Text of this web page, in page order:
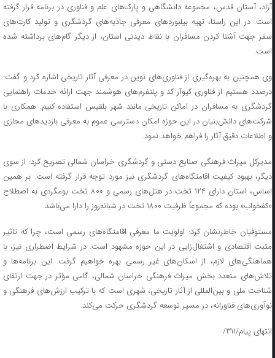
آزاد، آستان قدس، مجموعه دانشگاهی و پارک‌های علم و فناوری در برنامه قرار گرفته
است. در این راستا، تهیه بیلبوردهای معرفی جاذبه‌های گردشگری و تولید کارت‌های
سفر جهت آشنا کردن مسافران با نقاط دیدنی استان، از دیگر گام‌های برداشته شده
است.
وی همچنین به بهره‌گیری از فناوری‌های نوین در معرفی آثار تاریخی اشاره کرد و گفت:
درصدد هستیم از فناوری کیو‌آر کد و پلتفرم‌های هوشمند جهت ارائه خدمات راهنمایی
گردشگری به مسافران در اماکن تاریخی مانند شهر بلقیس استفاده کنیم. همکاری با
شرکت‌های دانش‌بنیان در این حوزه امکان دسترسی عموم به معرفی بازدیدهای مجازی
و اطلاعات دقیق آثار را فراهم خواهد نمود.
مدیرکل میراث فرهنگی صنایع دستی و گردشگری خراسان شمالی تصریح کرد: از سوی
دیگر، بهبود کیفیت اقامتگاه‌های گردشگری نیز مورد توجه قرار گرفته است. بر همین
اساس، استان دارای ۱۲۴ تخت در هتل‌های رسمی و ۸۰۰ تخت بومگردی به اصطلاح
«کفخواب» بوده که مجموعاً ظرفیت ۱۸۰۰ تخت در شبانه‌روز را دارا می‌باشد.
مستوفیان خاطرنشان کرد: اولویت ما معرفی اقامتگاه‌های رسمی است، چرا که تاثیر
مثبت اقتصادی و اشتغال‌زایی در این حوزه مشهود است. در شرایط اضطراری نیز، با
هماهنگی‌های لازم، از اسکان‌های غیر رسمی بهره خواهیم گرفت. این برنامه‌ها و
تلاش‌های متعدد بخش میراث فرهنگی خراسان شمالی، گامی مؤثر در جهت ارتقای
شناخت ملی و بین‌المللی از آثار تاریخی، شهری است که با ترکیب ارزش‌های فرهنگی و
نوآوری‌های فناورانه، در مسیر توسعه گردشگری حرکت می‌کند.
انتهای پیام/۳۱۱/